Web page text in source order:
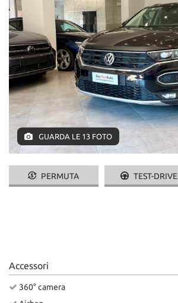
GUARDA LE 13 FOTO
PERMUTA TEST-DRIVE
Accessori
360° camera